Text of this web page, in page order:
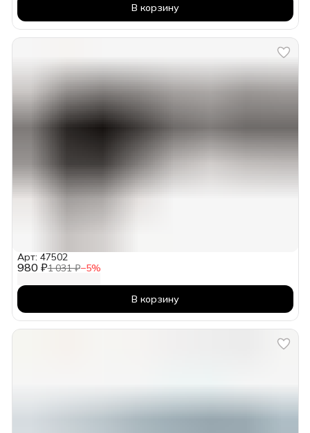
В корзину
980 ₽1 031 ₽−5%
Арт: 47502
В корзину